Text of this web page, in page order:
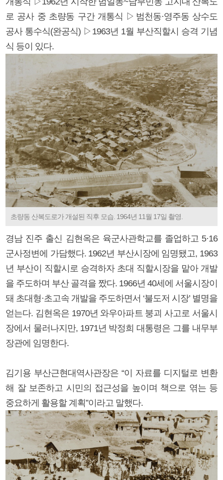
로 공사 중 초량동 구간 개통식 ▷범천동·영주동 상수도
공사 통수식(완공식) ▷1963년 1월 부산직할시 승격 기념
식 등이 있다.
초량동 산복도로가 개설된 직후 모습. 1964년 11월 17일 촬영.
경남 진주 출신 김현옥은 육군사관학교를 졸업하고 5·16
군사정변에 가담했다. 1962년 부산시장에 임명됐고, 1963
년 부산이 직할시로 승격하자 초대 직할시장을 맡아 개발
을 주도하며 부산 골격을 짰다. 1966년 40세에 서울시장이
돼 초대형·초고속 개발을 주도하면서 ‘불도저 시장’ 별명을
얻는다. 김현옥은 1970년 와우아파트 붕괴 사고로 서울시
장에서 물러나지만, 1971년 박정희 대통령은 그를 내무부
장관에 임명한다.
김기용 부산근현대역사관장은 “이 자료를 디지털로 변환
해 잘 보존하고 시민의 접근성을 높이며 책으로 엮는 등
중요하게 활용할 계획”이라고 말했다.